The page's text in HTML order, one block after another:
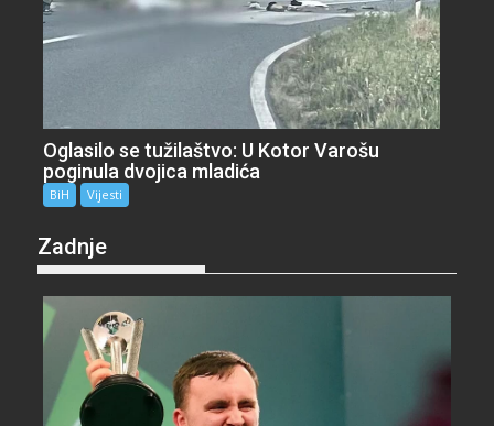
Oglasilo se tužilaštvo: U Kotor Varošu
poginula dvojica mladića
BiH Vijesti
Zadnje